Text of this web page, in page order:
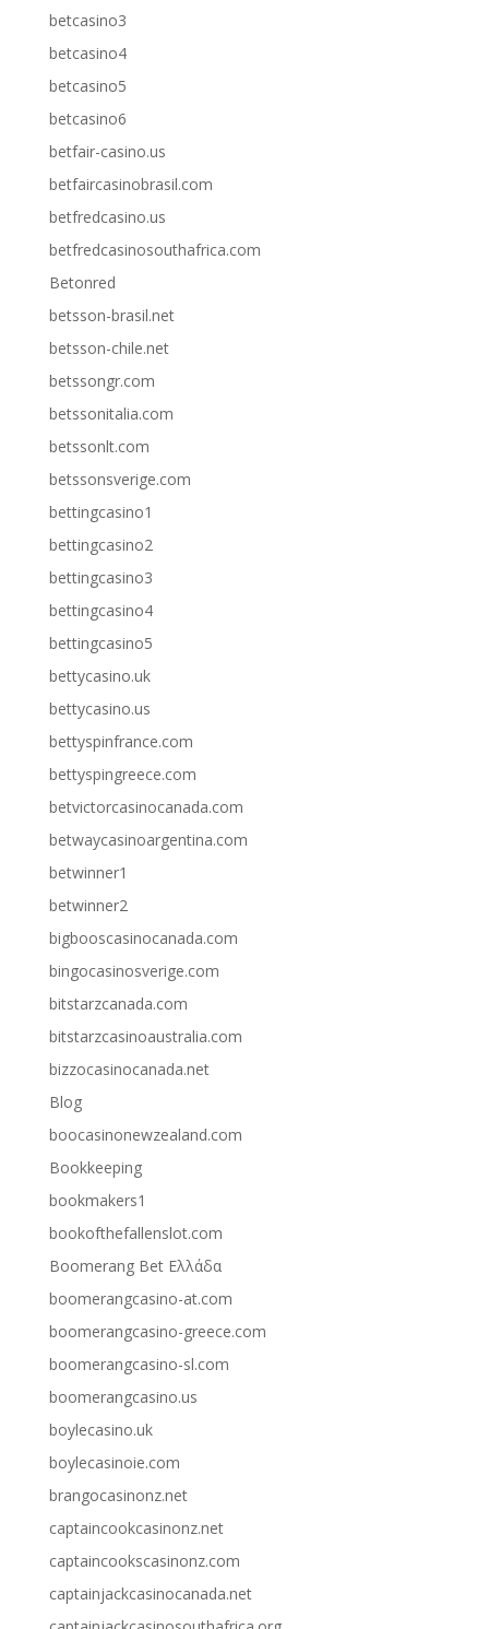
betcasino3
betcasino4
betcasino5
betcasino6
betfair-casino.us
betfaircasinobrasil.com
betfredcasino.us
betfredcasinosouthafrica.com
Betonred
betsson-brasil.net
betsson-chile.net
betssongr.com
betssonitalia.com
betssonlt.com
betssonsverige.com
bettingcasino1
bettingcasino2
bettingcasino3
bettingcasino4
bettingcasino5
bettycasino.uk
bettycasino.us
bettyspinfrance.com
bettyspingreece.com
betvictorcasinocanada.com
betwaycasinoargentina.com
betwinner1
betwinner2
bigbooscasinocanada.com
bingocasinosverige.com
bitstarzcanada.com
bitstarzcasinoaustralia.com
bizzocasinocanada.net
Blog
boocasinonewzealand.com
Bookkeeping
bookmakers1
bookofthefallenslot.com
Boomerang Bet Ελλάδα
boomerangcasino-at.com
boomerangcasino-greece.com
boomerangcasino-sl.com
boomerangcasino.us
boylecasino.uk
boylecasinoie.com
brangocasinonz.net
captaincookcasinonz.net
captaincookscasinonz.com
captainjackcasinocanada.net